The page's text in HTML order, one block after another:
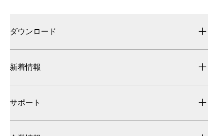
ダウンロード
新着情報
サポート